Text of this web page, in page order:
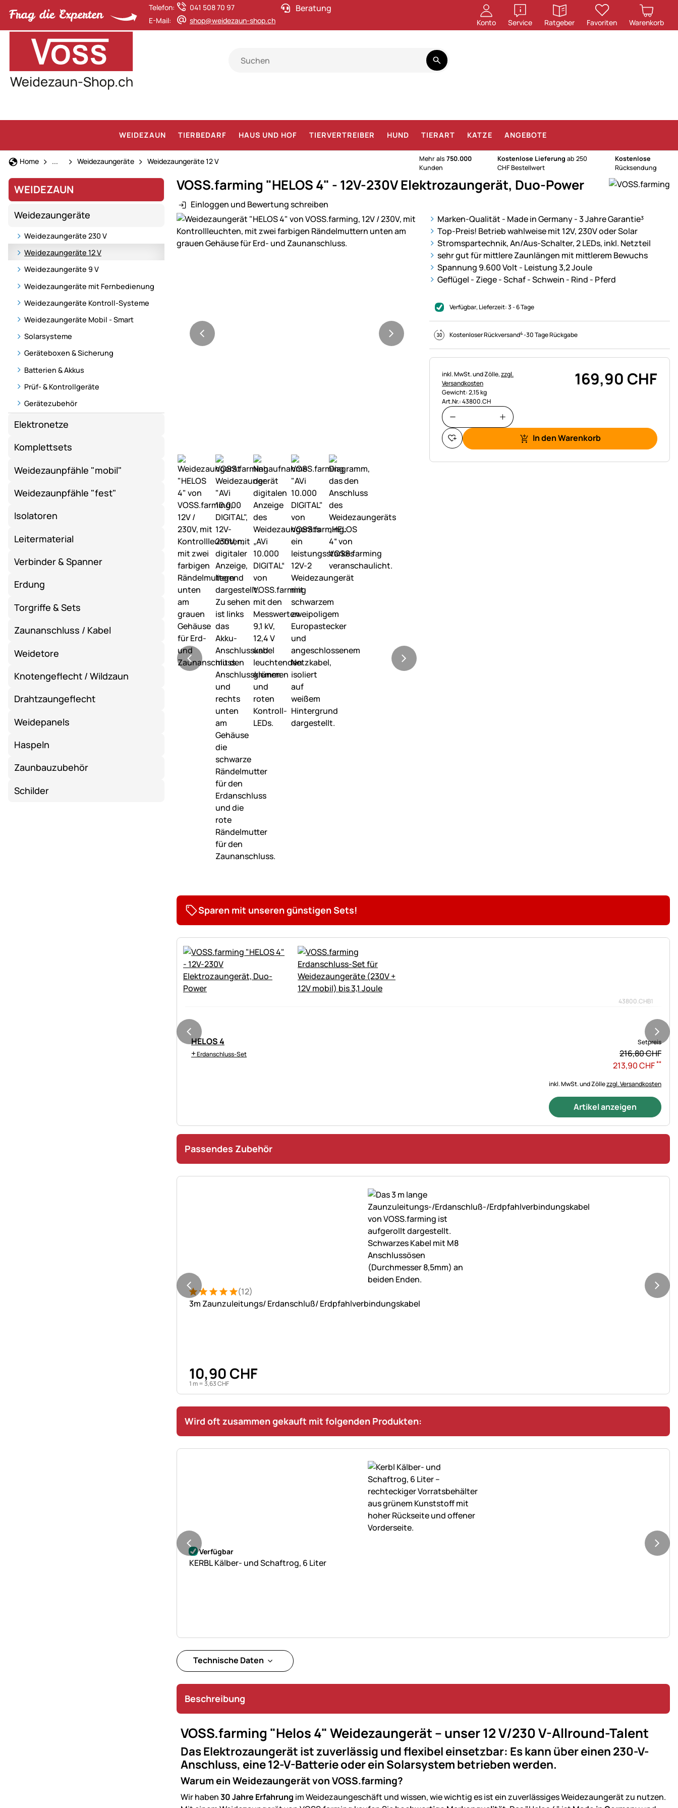
Telefon:
041 508 70 97
E-Mail:
shop@weidezaun-shop.ch
Beratung
Konto Service
öffnen
Ratgeber
öffnen
Favoriten Warenkorb
WEIDEZAUN TIERBEDARF HAUS UND HOF TIERVERTREIBER HUND TIERART KATZE ANGEBOTE
Home Weidezaun
... Weidezaungeräte Weidezaungeräte 12 V Mehr als750.000
Kunden
Kostenlose Lieferung ab 250
CHF Bestellwert
Kostenlose
Rücksendung
WEIDEZAUN
Weidezaungeräte
Weidezaungeräte 230 V
Weidezaungeräte 12 V
Weidezaungeräte 9 V
Weidezaungeräte mit Fernbedienung
Weidezaungeräte Kontroll-Systeme
Weidezaungeräte Mobil - Smart
Solarsysteme
Geräteboxen & Sicherung
Batterien & Akkus
Prüf- & Kontrollgeräte
Gerätezubehör
Elektronetze
Komplettsets
Weidezaunpfähle "mobil"
Weidezaunpfähle "fest"
Isolatoren
Leitermaterial
Verbinder & Spanner
Erdung
Torgriffe & Sets
Zaunanschluss / Kabel
Weidetore
Knotengeflecht / Wildzaun
Drahtzaungeflecht
Weidepanels
Haspeln
Zaunbauzubehör
Schilder
VOSS.farming "HELOS 4" - 12V-230V Elektrozaungerät, Duo-Power
Einloggen und Bewertung schreiben
Produktgalerie
Marken-Qualität - Made in Germany - 3 Jahre Garantie³
Top-Preis! Betrieb wahlweise mit 12V, 230V oder Solar
Stromspartechnik, An/Aus-Schalter, 2 LEDs, inkl. Netzteil
sehr gut für mittlere Zaunlängen mit mittlerem Bewuchs
Spannung 9.600 Volt - Leistung 3,2 Joule
Geflügel - Ziege - Schaf - Schwein - Rind - Pferd
Verfügbar, Lieferzeit:3 - 6 Tage
Kostenloser Rückversand4-30 Tage Rückgabe
Steuerhinweis:
inkl. MwSt. und Zölle,zzgl.
Versandkosten
Gewicht: 2,15 kg
Art.Nr.: 43800.CH
169,90 CHF
In den Warenkorb
Sparen mit unseren günstigen Sets!
43800.CHB1
HELOS 4
+Erdanschluss-Set
Setpreis
216,80CHF
213,90CHF**
inkl. MwSt. und Zöllezzgl. Versandkosten
Artikel anzeigen
Passendes Zubehör
Bewertung: 5 von 5 (12 Bewertungen)
12 Bewertungen
(12)
3m Zaunzuleitungs/ Erdanschluß/ Erdpfahlverbindungskabel
10,90CHF
1 m =3,63CHF
Wird oft zusammen gekauft mit folgenden Produkten:
Noch keine Bewertungen abgegeben
Verfügbar
KERBL Kälber- und Schaftrog, 6 Liter
Technische Daten
Beschreibung
VOSS.farming "Helos 4" Weidezaungerät – unser 12 V/230 V-Allround-Talent
Das Elektrozaungerät ist zuverlässig und flexibel einsetzbar: Es kann über einen 230-V-
Anschluss, eine 12-V-Batterie oder ein Solarsystem betrieben werden.
Warum ein Weidezaungerät von VOSS.farming?
Wir haben30 Jahre Erfahrung im Weidezaungeschäft und wissen, wie wichtig es ist ein zuverlässiges Weidezaungerät zu nutzen.